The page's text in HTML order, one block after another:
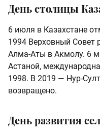
День столицы
6 июля в Казахстане
1994 Верховный Совет
Алма-Аты в Акмолу. 6
Астаной,
1998. В 2019 — Нур-
возвращено.
День развития